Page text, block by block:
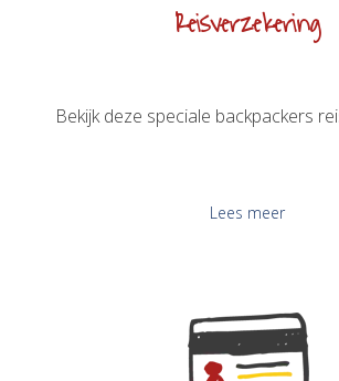
Reisverzekering
Bekijk deze speciale backpackers
Lees meer